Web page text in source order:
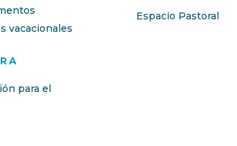
vacacionales
para el
Espacio Pastoral